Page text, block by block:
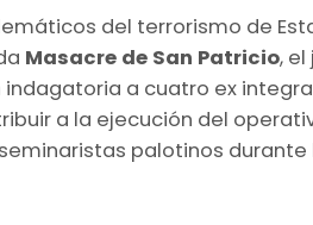
del terrorismo de
Masacre de San Patricio, el
a cuatro ex
a la ejecución del
palotinos durante